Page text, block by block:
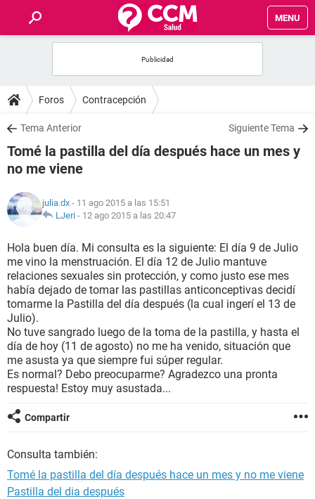
MENU
FOROS
SALUD
NUTRICIÓN
SEXUALIDAD
GLOSARIO
Foros Contracepción
Tema Anterior Siguiente Tema
Tomé la pastilla del día después hace un mes y
no me viene
julia.dx - 11 ago 2015 a las 15:51
LJeri - 12 ago 2015 a las 20:47
Hola buen día. Mi consulta es la siguiente: El día 9 de Julio
me vino la menstruación. El día 12 de Julio mantuve
relaciones sexuales sin protección, y como justo ese mes
había dejado de tomar las pastillas anticonceptivas decidí
tomarme la Pastilla del día después (la cual ingerí el 13 de
Julio).
No tuve sangrado luego de la toma de la pastilla, y hasta el
día de hoy (11 de agosto) no me ha venido, situación que
me asusta ya que siempre fui súper regular.
Es normal? Debo preocuparme? Agradezco una pronta
respuesta! Estoy muy asustada...
Compartir
Consulta también:
Tomé la pastilla del día después hace un mes y no me viene
Pastilla del dia después